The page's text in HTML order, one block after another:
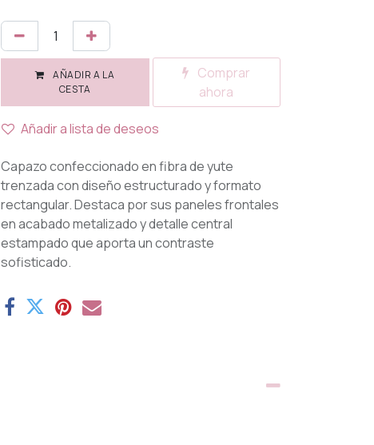
AÑADIR A LA
CESTA
Comprar
ahora
Añadir a lista de deseos
Capazo confeccionado en fibra de yute
trenzada con diseño estructurado y formato
rectangular. Destaca por sus paneles frontales
en acabado metalizado y detalle central
estampado que aporta un contraste
sofisticado.